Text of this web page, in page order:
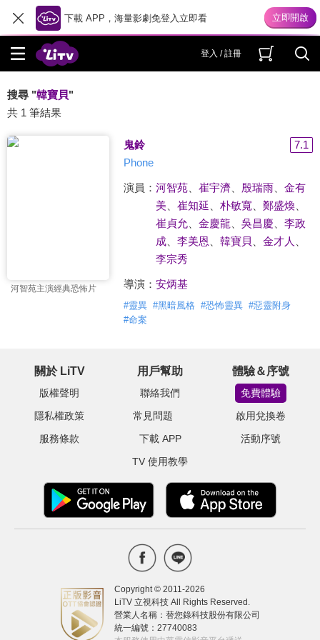
下載 APP，海量影劇免登入立即看
登入 / 註冊
搜尋 "韓寶貝"
共 1 筆結果
河智苑主演經典恐怖片
鬼鈴
7.1
Phone
演員： 河智苑、 崔宇濟、 殷瑞雨、 金有
美、 崔知延 朴敏寬 鄭盛煥、
崔貞允、 金慶龍 吳昌慶
李政
成、 李美恩 韓寶貝 金才人
李宗秀
導演： 安炳基
#靈異 #黑暗風格 #恐怖靈異 #惡靈附身
#命案
關於 LiTV
版權聲明
隱私權政策
服務條款
用戶幫助
聯絡我們
常見問題
下載 APP
TV 使用教學
體驗＆序號
免費體驗
啟用兌換卷
活動序號
Copyright © 2011-2026
LiTV 立視科技 All Rights Reserved.
營業人名稱：替您錄科技股份有限公司
統一編號：27740083